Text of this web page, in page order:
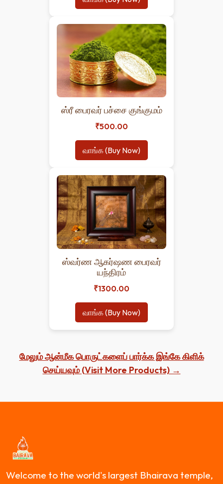
ஸ்ரீ பைரவர் பச்சை குங்குமம்
₹500.00
வாங்க (Buy Now)
ஸ்வர்ண ஆகர்ஷண பைரவர்
யந்திரம்
₹1300.00
வாங்க (Buy Now)
மேலும் ஆன்மீக பொருட்களைப் பார்க்க இங்கே கிளிக்
செய்யவும் (Visit More Products) →
Welcome to the world's largest Bhairava temple,